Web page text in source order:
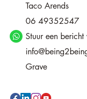
Taco Arends
06 49352547
Stuur een
Grave